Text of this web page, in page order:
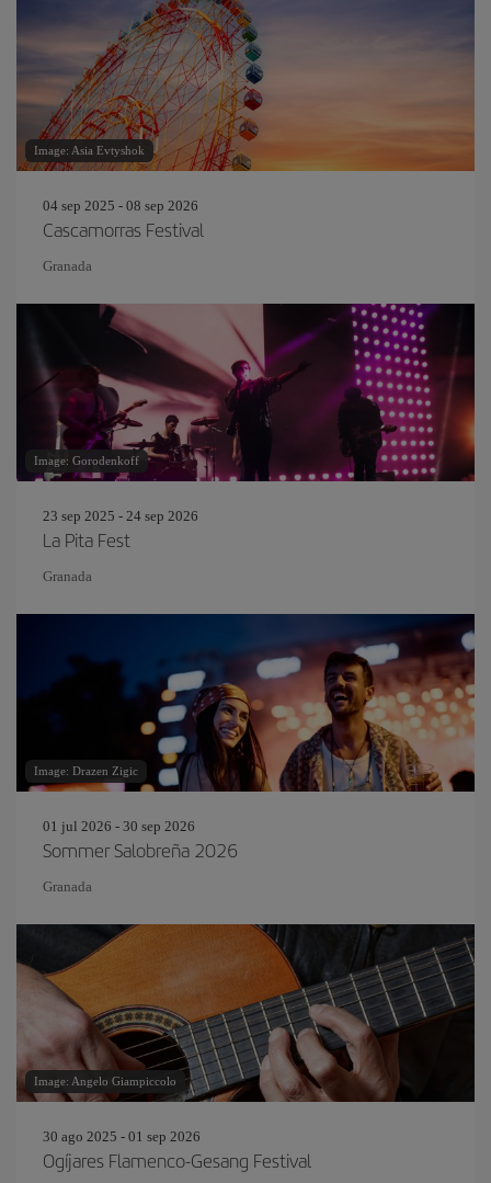
Image: Asia Evtyshok
04 sep 2025 - 08 sep 2026
Cascamorras Festival
Granada
Image: Gorodenkoff
23 sep 2025 - 24 sep 2026
La Pita Fest
Granada
Image: Drazen Zigic
01 jul 2026 - 30 sep 2026
Sommer Salobreña 2026
Granada
Image: Angelo Giampiccolo
30 ago 2025 - 01 sep 2026
Ogíjares Flamenco-Gesang Festival